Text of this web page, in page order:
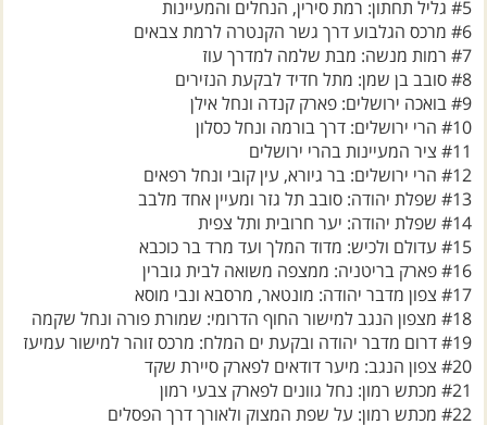
#6 מרכס הגלבוע דרך גשר הקנטרה לרמת צבאים
#7 רמות מנשה: מבת שלמה למדרך עוז
#8 סובב בן שמן: מתל חדיד לבקעת הנזירים
#9 בואכה ירושלים: פארק קנדה ונחל אילן
#10 הרי ירושלים: דרך בורמה ונחל כסלון
#11 ציר המעיינות בהרי ירושלים
#12 הרי ירושלים: בר גיורא, עין קובי ונחל רפאים
#13 שפלת יהודה: סובב תל גזר ומעיין אחד מלבב
#14 שפלת יהודה: יער חרובית ותל צפית
#15 עדולם ולכיש: מדוד המלך ועד מרד בר כוכבא
#16 פארק בריטניה: ממצפה משואה לבית גוברין
#17 צפון מדבר יהודה: מונטאר, מרסבא ונבי מוסא
#18 מצפון הנגב למישור החוף הדרומי: שמורת פורה ונחל שקמה
#19 דרום מדבר יהודה ובקעת ים המלח: מרכס זוהר למישור עמיעז
#20 צפון הנגב: מיער דודאים לפארק סיירת שקד
#21 מכתש רמון: נחל גוונים לפארק צבעי רמון
#22 מכתש רמון: על שפת המצוק ולאורך דרך הפסלים
#23 הגבול השלו: נחל ערבה ודרך השלום